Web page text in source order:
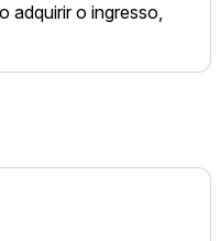
adquirir o ingresso,